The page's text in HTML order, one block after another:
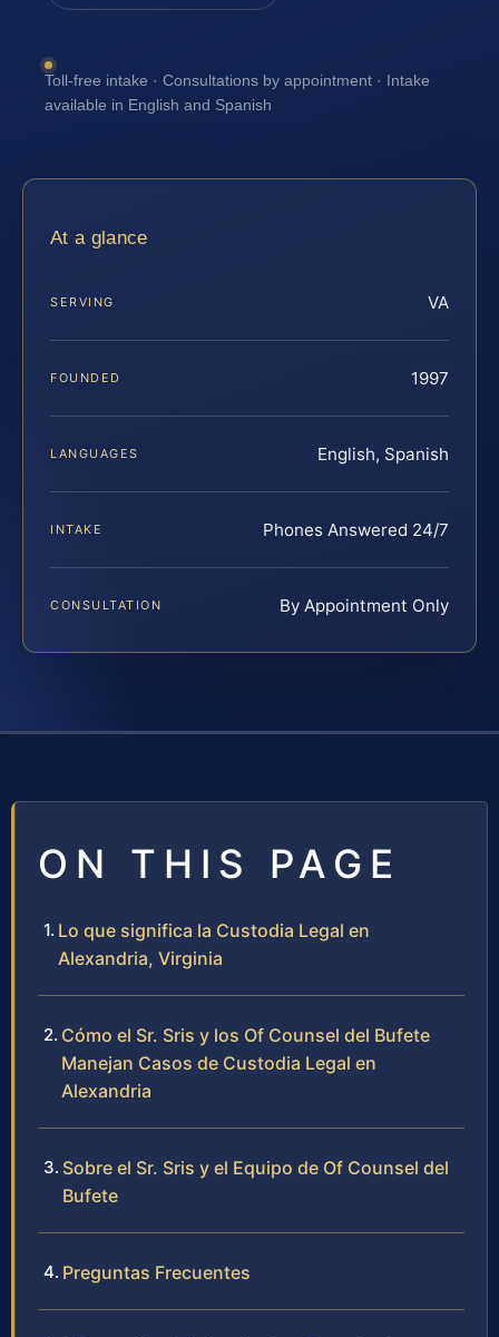
Toll-free intake · Consultations by appointment · Intake
available in English and Spanish
At a glance
SERVING VA
FOUNDED 1997
LANGUAGES English, Spanish
INTAKE Phones Answered 24/7
CONSULTATION By Appointment Only
ON THIS PAGE
Lo que significa la Custodia Legal en
Alexandria, Virginia
Cómo el Sr. Sris y los Of Counsel del Bufete
Manejan Casos de Custodia Legal en
Alexandria
Sobre el Sr. Sris y el Equipo de Of Counsel del
Bufete
Preguntas Frecuentes